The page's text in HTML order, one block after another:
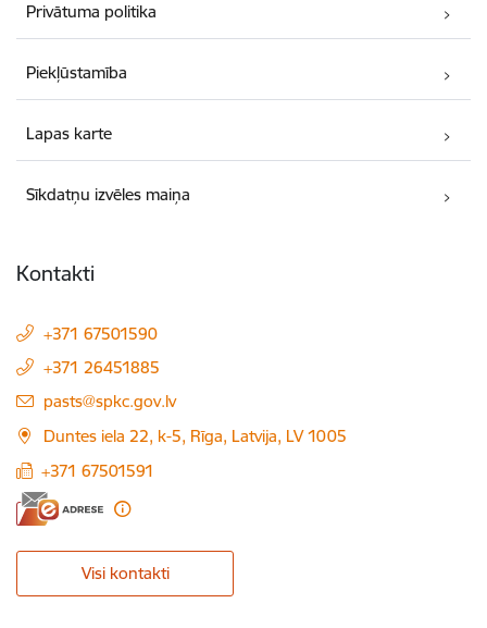
Privātuma politika
Piekļūstamība
Lapas karte
Sīkdatņu izvēles maiņa
Kontakti
+371 67501590
+371 26451885
E-pasts:
pasts@spkc.gov.lv
Duntes iela 22, k-5, Rīga, Latvija, LV 1005
+371 67501591
Visi kontakti